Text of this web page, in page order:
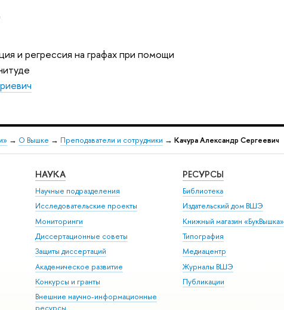
и регрессия на графах при помощи
→ О Вышке → Преподаватели и сотрудники → Качура Александр Сергеевич
НАУКА
Научные подразделения
Исследовательские проекты
Мониторинги
Диссертационные советы
Защиты диссертаций
Академическое развитие
Конкурсы и гранты
Внешние научно-информационные
РЕСУРСЫ
Библиотека
Издательский дом ВШЭ
Книжный магазин «БукВышка»
Типография
Медиацентр
Журналы ВШЭ
Публикации